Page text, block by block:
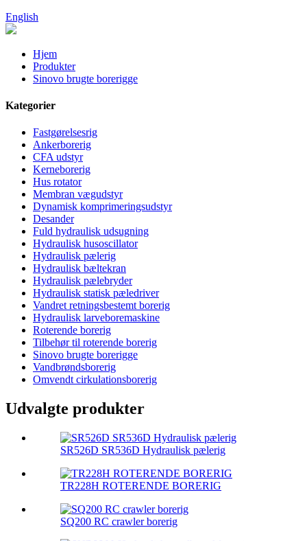
English
Hjem
Produkter
Sinovo brugte borerigge
Kategorier
Fastgørelsesrig
Ankerborerig
CFA udstyr
Kerneborerig
Hus rotator
Membran vægudstyr
Dynamisk komprimeringsudstyr
Desander
Fuld hydraulisk udsugning
Hydraulisk husoscillator
Hydraulisk pælerig
Hydraulisk bæltekran
Hydraulisk pælebryder
Hydraulisk statisk pæledriver
Vandret retningsbestemt borerig
Hydraulisk larveboremaskine
Roterende borerig
Tilbehør til roterende borerig
Sinovo brugte borerigge
Vandbrøndsborerig
Omvendt cirkulationsborerig
Udvalgte produkter
SR526D SR536D Hydraulisk pælerig
TR228H ROTERENDE BORERIG
SQ200 RC crawler borerig